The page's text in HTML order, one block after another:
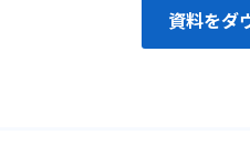
資料をダ